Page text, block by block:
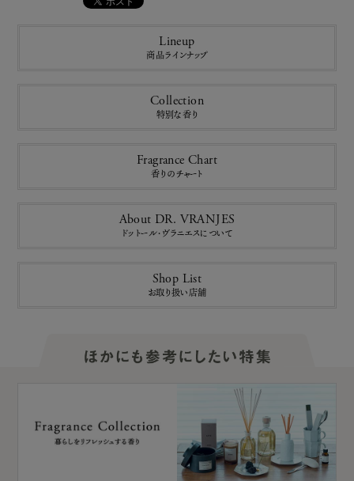
Lineup
商品ラインナップ
Collection
特別な香り
Fragrance Chart
香りのチャート
About DR. VRANJES
ドットール・ヴラニエスについて
Shop List
お取り扱い店舗